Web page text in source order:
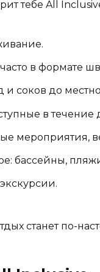
тебе All
в формате
и соков до
в течение
мероприятия,
бассейны,
станет по-